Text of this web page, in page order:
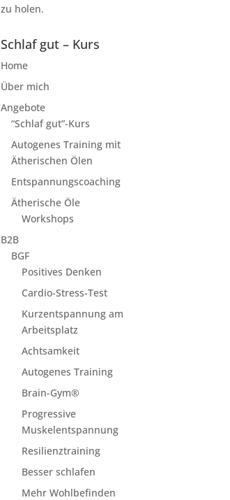
zu holen.
Schlaf gut – Kurs
Home
Über mich
Angebote
“Schlaf gut”-Kurs
Autogenes Training mit
Ätherischen Ölen
Entspannungscoaching
Ätherische Öle
Workshops
B2B
BGF
Positives Denken
Cardio-Stress-Test
Kurzentspannung am
Arbeitsplatz
Achtsamkeit
Autogenes Training
Brain-Gym®
Progressive
Muskelentspannung
Resilienztraining
Besser schlafen
Mehr Wohlbefinden